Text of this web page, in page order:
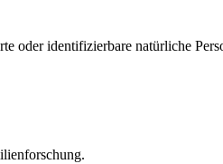
oder identifizierbare natürliche